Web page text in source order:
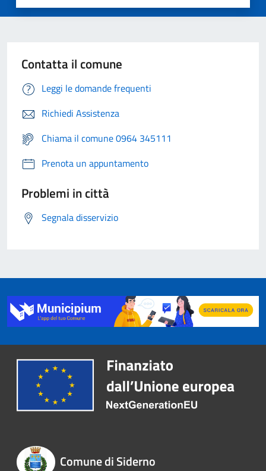
Contatta il comune
Leggi le domande frequenti
Richiedi Assistenza
Chiama il comune 0964 345111
Prenota un appuntamento
Problemi in città
Segnala disservizio
Comune di Siderno